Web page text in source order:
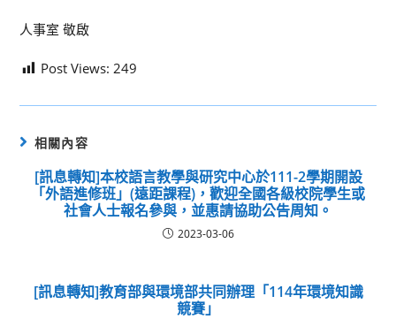
人事室 敬啟
Post Views: 249
相關內容
[訊息轉知]本校語言教學與研究中心於111-2學期開設
「外語進修班」(遠距課程)，歡迎全國各級校院學生或
社會人士報名參與，並惠請協助公告周知。
2023-03-06
[訊息轉知]教育部與環境部共同辦理「114年環境知識
競賽」